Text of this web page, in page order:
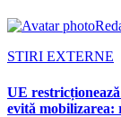
STIRI EXTERNE
UE
evită mobilizarea: